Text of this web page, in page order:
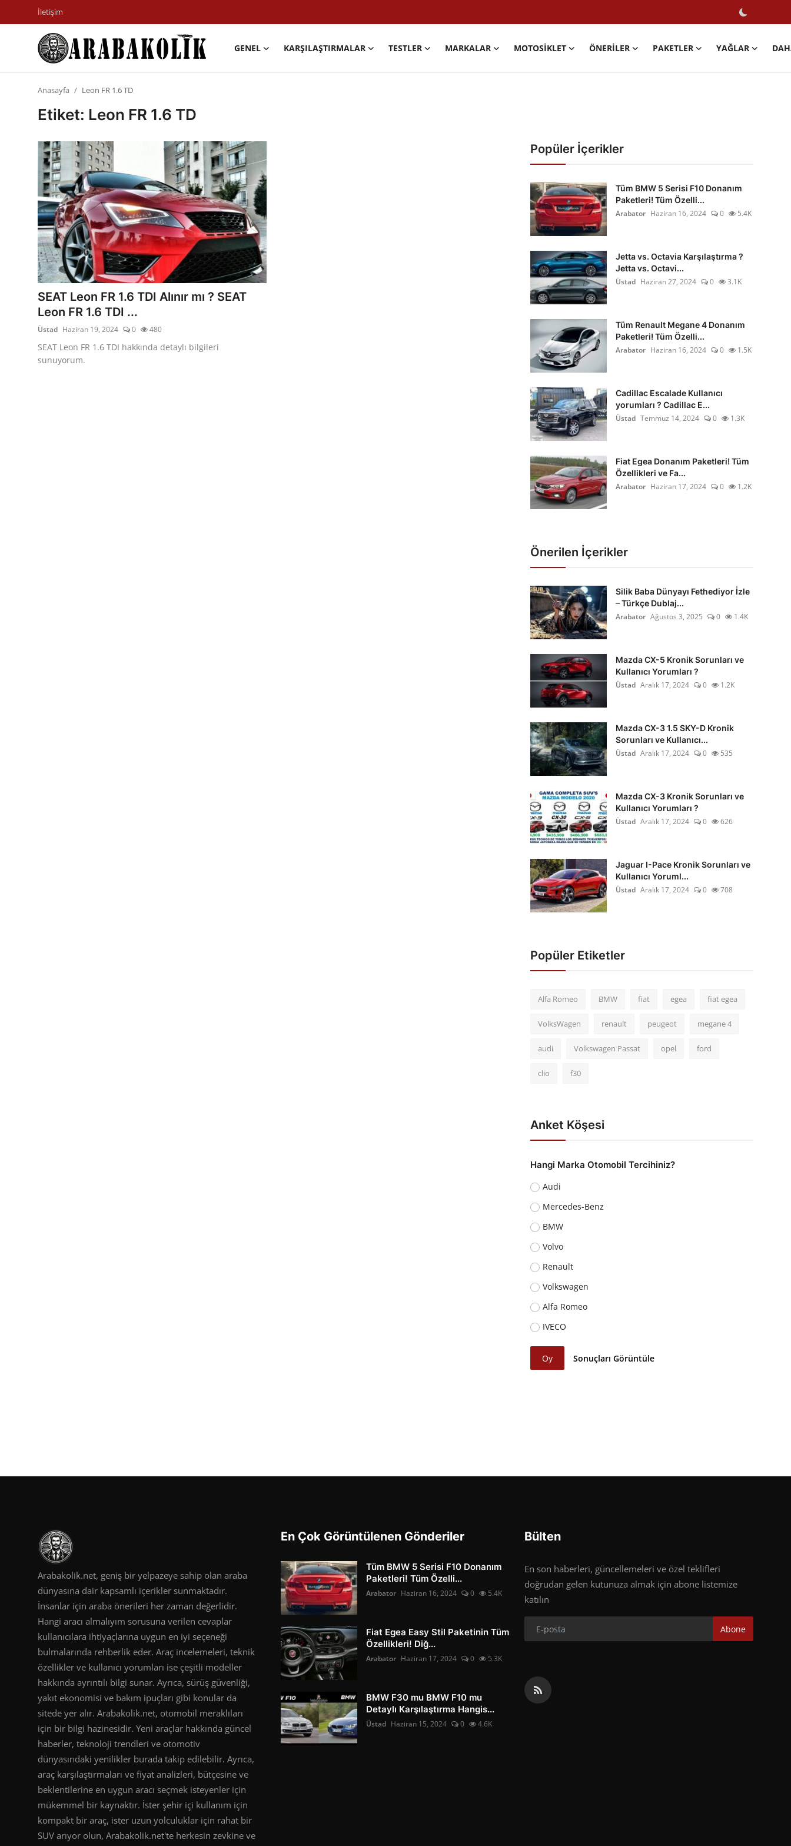
İletişim
GENEL KARŞILAŞTIRMALAR TESTLER MARKALAR MOTOSIKLET ÖNERILER PAKETLER YAĞLAR
Markalar
Motosiklet
Öneriler
Paketler
Oto Bilgi
Anasayfa Leon FR 1.6 TD
Etiket: Leon FR 1.6 TD
SEAT Leon FR 1.6 TDI Alınır mı ? SEAT
Leon FR 1.6 TDI ...
Üstad Haziran 19, 2024 0 480
SEAT Leon FR 1.6 TDI hakkında detaylı bilgileri
sunuyorum.
Popüler İçerikler
Tüm BMW 5 Serisi F10 Donanım
Paketleri! Tüm Özelli...
Arabator Haziran 16, 2024 0 5.4K
Jetta vs. Octavia Karşılaştırma ?
Jetta vs. Octavi...
Üstad Haziran 27, 2024 0 3.1K
Tüm Renault Megane 4 Donanım
Paketleri! Tüm Özelli...
Arabator Haziran 16, 2024 0 1.5K
Cadillac Escalade Kullanıcı
yorumları ? Cadillac E...
Üstad Temmuz 14, 2024 0 1.3K
Fiat Egea Donanım Paketleri! Tüm
Özellikleri ve Fa...
Arabator Haziran 17, 2024 0 1.2K
Önerilen İçerikler
Silik Baba Dünyayı Fethediyor İzle
– Türkçe Dublaj...
Arabator Ağustos 3, 2025 0 1.4K
Mazda CX-5 Kronik Sorunları ve
Kullanıcı Yorumları ?
Üstad Aralık 17, 2024 0 1.2K
Mazda CX-3 1.5 SKY-D Kronik
Sorunları ve Kullanıcı...
Üstad Aralık 17, 2024 0 535
Mazda CX-3 Kronik Sorunları ve
Kullanıcı Yorumları ?
Üstad Aralık 17, 2024 0 626
Jaguar I-Pace Kronik Sorunları ve
Kullanıcı Yoruml...
Üstad Aralık 17, 2024 0 708
Popüler Etiketler
Alfa Romeo BMW fiat egea fiat egea
VolksWagen renault peugeot megane 4
audi Volkswagen Passat opel ford
clio f30
Anket Köşesi
Hangi Marka Otomobil Tercihiniz?
Audi
Mercedes-Benz
BMW
Volvo
Renault
Volkswagen
Alfa Romeo
IVECO
Oy Sonuçları Görüntüle
Arabakolik.net, geniş bir yelpazeye sahip olan araba
dünyasına dair kapsamlı içerikler sunmaktadır.
İnsanlar için araba önerileri her zaman değerlidir.
Hangi aracı almalıyım sorusuna verilen cevaplar
kullanıcılara ihtiyaçlarına uygun en iyi seçeneği
bulmalarında rehberlik eder. Araç incelemeleri, teknik
özellikler ve kullanıcı yorumları ise çeşitli modeller
hakkında ayrıntılı bilgi sunar. Ayrıca, sürüş güvenliği,
yakıt ekonomisi ve bakım ipuçları gibi konular da
sitede yer alır. Arabakolik.net, otomobil meraklıları
için bir bilgi hazinesidir. Yeni araçlar hakkında güncel
haberler, teknoloji trendleri ve otomotiv
dünyasındaki yenilikler burada takip edilebilir. Ayrıca,
araç karşılaştırmaları ve fiyat analizleri, bütçesine ve
beklentilerine en uygun aracı seçmek isteyenler için
mükemmel bir kaynaktır. İster şehir içi kullanım için
kompakt bir araç, ister uzun yolculuklar için rahat bir
SUV arıyor olun, Arabakolik.net'te herkesin zevkine ve
En Çok Görüntülenen Gönderiler
Tüm BMW 5 Serisi F10 Donanım
Paketleri! Tüm Özelli...
Arabator Haziran 16, 2024 0 5.4K
Fiat Egea Easy Stil Paketinin Tüm
Özellikleri! Diğ...
Arabator Haziran 17, 2024 0 5.3K
BMW F30 mu BMW F10 mu
Detaylı Karşılaştırma Hangis...
Üstad Haziran 15, 2024 0 4.6K
Bülten
En son haberleri, güncellemeleri ve özel teklifleri
doğrudan gelen kutunuza almak için abone listemize
katılın
Abone